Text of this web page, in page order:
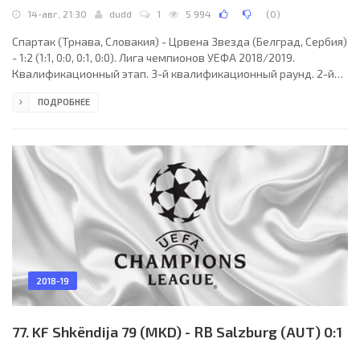
14-авг, 21:30 dudd 1 5 994 (0)
Спартак (Трнава, Словакия) - Црвена Звезда (Белград, Сербия)
- 1:2 (1:1, 0:0, 0:1, 0:0). Лига чемпионов УЕФА 2018/2019.
Квалификационный этап. 3-й квалификационный раунд. 2-й
Словакия. Дождь. +22°C. Стадион Антон Малатински. 18032
(Голландия), Бас ван Донген (Голландия). Резервный судья:
Йерун Мансхот (Хаутен, Голландия).
ПОДРОБНЕЕ
2018-19
77. KF Shkëndija 79 (MKD) - RB Salzburg (AUT) 0:1